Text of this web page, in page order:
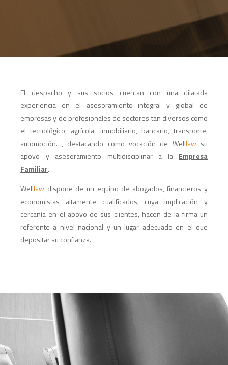
El despacho y sus socios cuentan con una dilatada
experiencia en el asesoramiento integral y global de
empresas y de profesionales de sectores tan diversos como
el tecnológico, agrícola, inmobiliario, bancario, transporte,
automoción…, destacando como vocación de Welllaw su
apoyo y asesoramiento multidisciplinar a la Empresa
Familiar.
Welllaw dispone de un equipo de abogados, financieros y
economistas altamente cualificados, cuya implicación y
cercanía en el apoyo de sus clientes, hacen de la firma un
referente a nivel nacional y un lugar adecuado en el que
depositar su confianza.